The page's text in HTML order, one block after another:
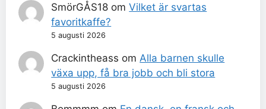
SmörGÅS18 omVilket är svartas
favoritkaffe?
5 augusti 2026
Crackintheass om Alla barnen skulle
växa upp, få bra jobb och bli stora
5 augusti 2026